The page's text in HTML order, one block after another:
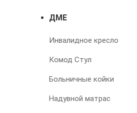
ДМЕ
Инвалидное кресло
Комод Стул
Больничные койки
Надувной матрас